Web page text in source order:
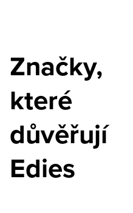
Značky,
které
důvěřují
Edies